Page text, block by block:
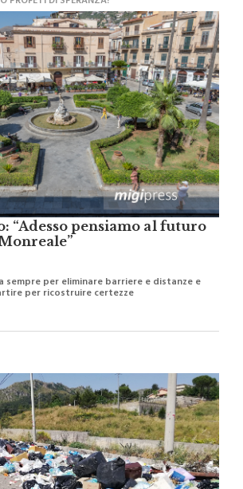
“Adesso pensiamo al futuro
per eliminare barriere e distanze e
per ricostruire certezze